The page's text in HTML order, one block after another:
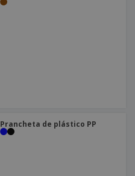
Prancheta de plástico PP